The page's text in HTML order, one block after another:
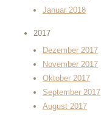
Januar 2018
2017
Dezember 2017
November 2017
Oktober 2017
September 2017
August 2017